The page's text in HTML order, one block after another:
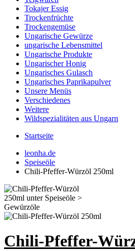
Tokajer Essig
Trockenfrüchte
Trockengemüse
Ungarische Gewürze
ungarische Lebensmittel
Ungarische Produkte
Ungarischer Honig
Ungarisches Gulasch
Ungarisches Paprikapulver
Unsere Menüs
Verschiedenes
Weitere
Wildspezialitäten aus Ungarn
Startseite
leonha.de
Speiseöle
Chili-Pfeffer-Würzöl 250ml
Chili-Pfeffer-